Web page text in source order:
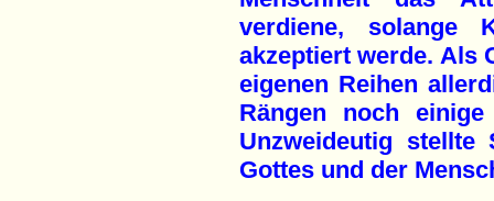
verdiene,
akzeptiert werde. Als
eigenen Reihen
Rängen noch
Unzweideutig
Gottes und der